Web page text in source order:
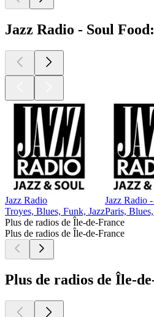
Jazz Radio - Soul
Jazz Radio
Troyes, Blues, Funk, Jazz
Jazz Radio
Paris,
Plus de radios de Île-de-France
Plus de radios de Île-de-France
Plus de radios de Île-